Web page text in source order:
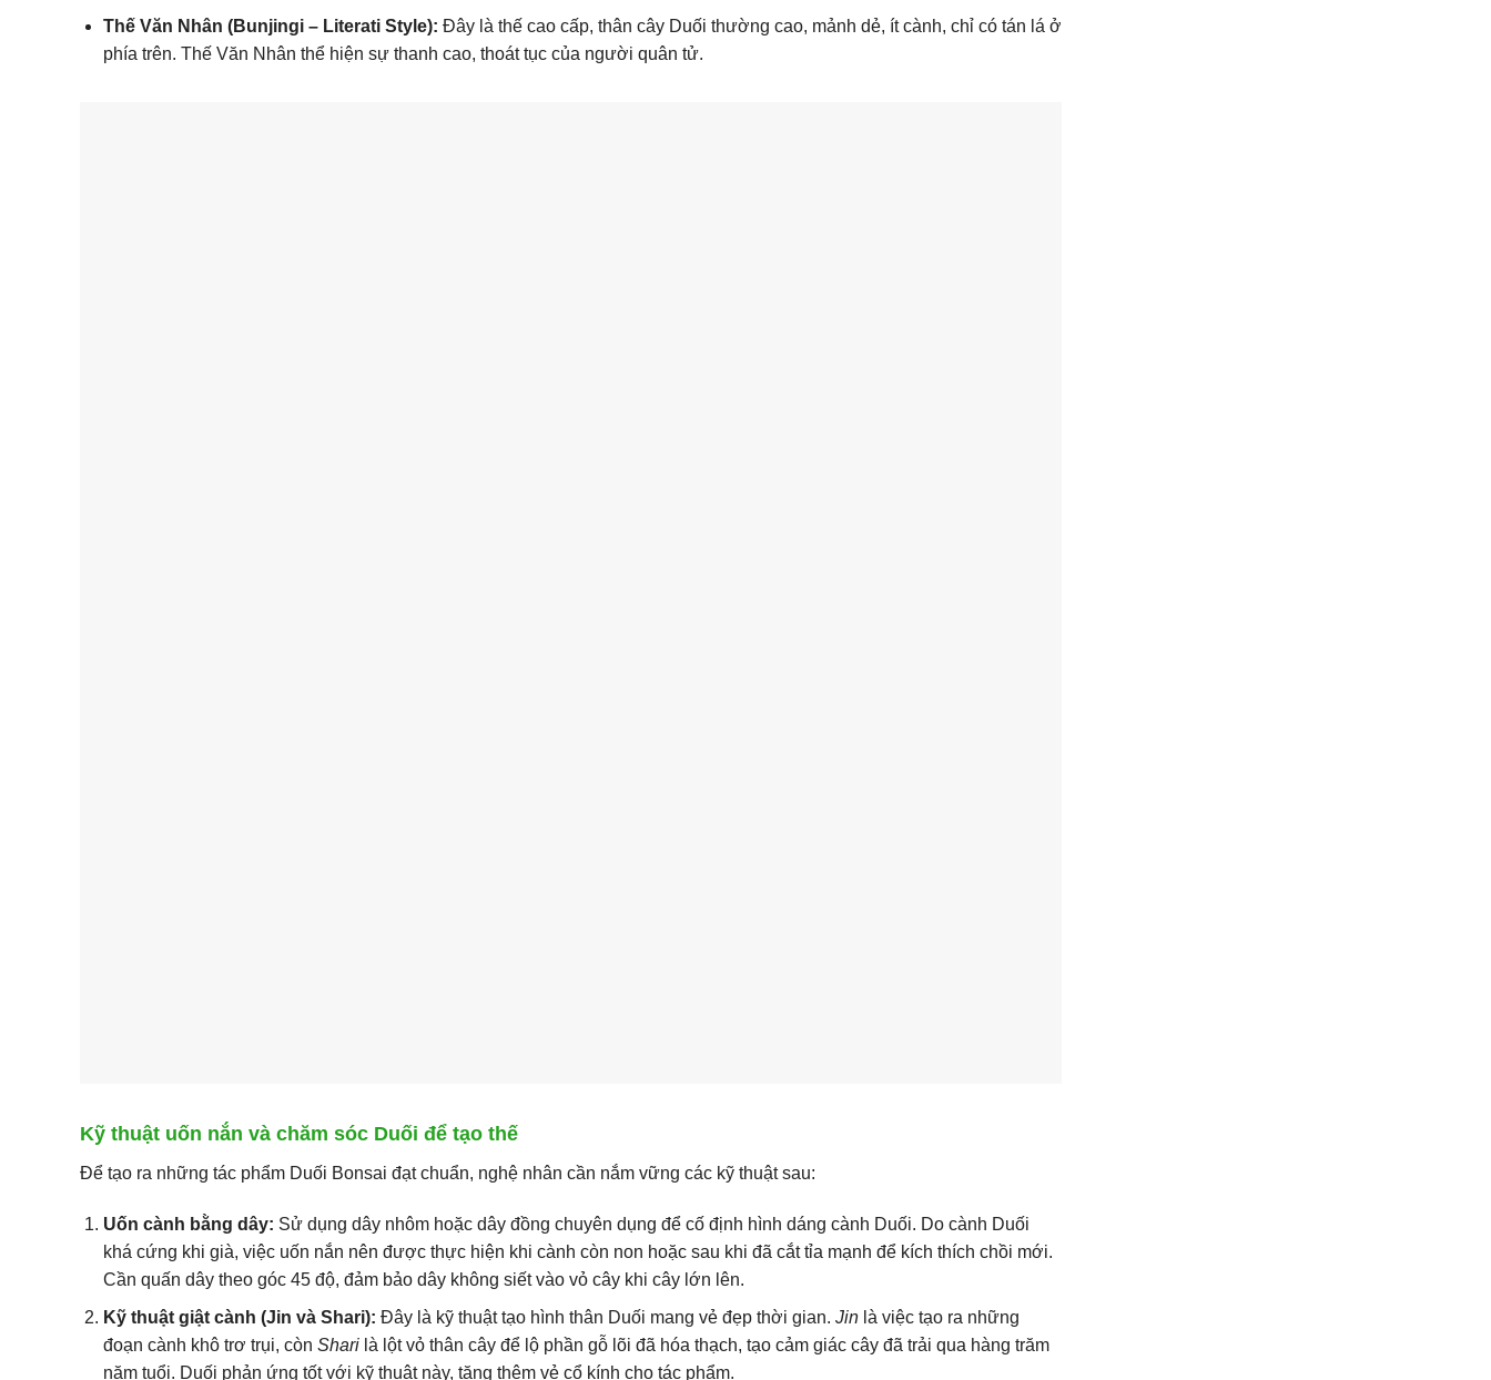
Thế Văn Nhân (Bunjingi – Literati Style): Đây là thế cao cấp, thân cây Duối thường cao, mảnh dẻ, ít cành, chỉ có tán lá ở
phía trên. Thế Văn Nhân thể hiện sự thanh cao, thoát tục của người quân tử.
Kỹ thuật uốn nắn và chăm sóc Duối để tạo thế
Để tạo ra những tác phẩm Duối Bonsai đạt chuẩn, nghệ nhân cần nắm vững các kỹ thuật sau:
Uốn cành bằng dây: Sử dụng dây nhôm hoặc dây đồng chuyên dụng để cố định hình dáng cành Duối. Do cành Duối
khá cứng khi già, việc uốn nắn nên được thực hiện khi cành còn non hoặc sau khi đã cắt tỉa mạnh để kích thích chồi mới.
Cần quấn dây theo góc 45 độ, đảm bảo dây không siết vào vỏ cây khi cây lớn lên.
Kỹ thuật giật cành (Jin và Shari): Đây là kỹ thuật tạo hình thân Duối mang vẻ đẹp thời gian. Jinlà việc tạo ra những
đoạn cành khô trơ trụi, còn Sharilà lột vỏ thân cây để lộ phần gỗ lõi đã hóa thạch, tạo cảm giác cây đã trải qua hàng trăm
năm tuổi. Duối phản ứng tốt với kỹ thuật này, tăng thêm vẻ cổ kính cho tác phẩm.